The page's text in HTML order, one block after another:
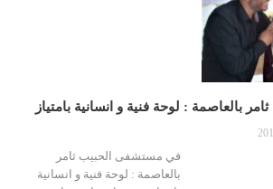
بالعاصمة : لوحة فنية و انسانية بامتياز
في مستشفى الحبيب ثامر
بالعاصمة : لوحة فنية و انسانية